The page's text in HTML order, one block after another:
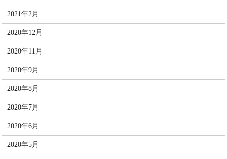
2021年2月
2020年12月
2020年11月
2020年9月
2020年8月
2020年7月
2020年6月
2020年5月